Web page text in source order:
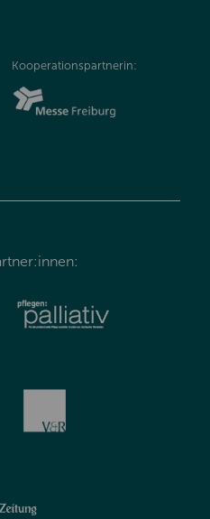
Kooperationspartnerin: